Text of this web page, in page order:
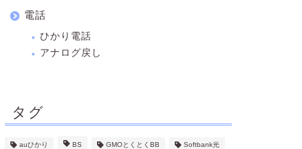
電話
ひかり電話
アナログ戻し
タグ
auひかり BS GMOとくとくBB Softbank光